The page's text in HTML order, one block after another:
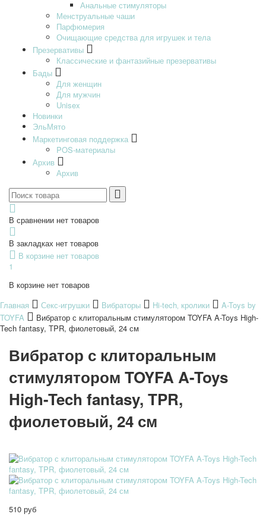
Анальные стимуляторы
Менструальные чаши
Парфюмерия
Очищающие средства для игрушек и тела
Презервативы
Классические и фантазийные презервативы
Бады
Для женщин
Для мужчин
Unisex
Новинки
ЭльМято
Маркетинговая поддержка
POS-материалы
Архив
Архив
В сравнении нет товаров
В закладках нет товаров
В корзине нет товаров
1
В корзине нет товаров
Главная
Секс-игрушки Вибраторы Hi-tech‚ кролики
A-Toys by
TOYFA
Вибратор с клиторальным стимулятором TOYFA A-Toys High-
Tech fantasy, TPR, фиолетовый, 24 см
Вибратор с клиторальным
стимулятором TOYFA A-Toys
High-Tech fantasy, TPR,
фиолетовый, 24 см
510 руб